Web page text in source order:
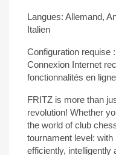
Langues: Allemand,
Italien
Configuration requise
Connexion Internet
fonctionnalités en ligne
FRITZ is more than
revolution! Whether
the world of club
tournament level:
efficiently, intelligently